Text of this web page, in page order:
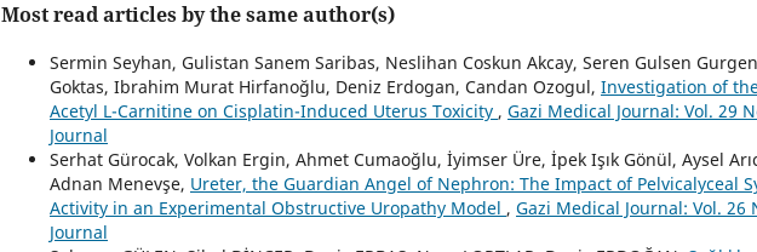
Most read articles by the same author(s)
Sermin Seyhan, Gulistan Sanem Saribas, Neslihan Coskun Akcay, Seren Gulsen
Goktas, Ibrahim Murat Hirfanoğlu, Deniz Erdogan, Candan Ozogul, Investigation of
Acetyl L-Carnitine on Cisplatin-Induced Uterus Toxicity , Gazi Medical Journal: Vol. 29
Journal
Serhat Gürocak, Volkan Ergin, Ahmet Cumaoğlu, İyimser Üre, İpek Işık Gönül, Aysel
Adnan Menevşe, Ureter, the Guardian Angel of Nephron: The Impact of Pelvicalyceal
Activity in an Experimental Obstructive Uropathy Model , Gazi Medical Journal: Vol. 26
Journal